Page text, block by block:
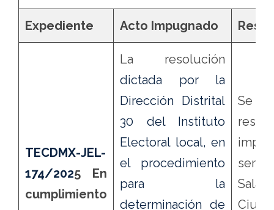
Expediente Acto Impugnado
TECDMX-JEL-
174/2025
En
cumplimiento
La resolución
dictada por la
Dirección Distrital
30 del Instituto
Electoral local, en
el procedimiento
para la
determinación de
Se
Sala